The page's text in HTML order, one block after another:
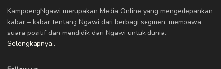
KampoengNgawi merupakan Media Online yang mengedepankan
kabar – kabar tentang Ngawi dari berbagi segmen, membawa
suara positif dan mendidik dari Ngawi untuk dunia.
Selengkapnya..